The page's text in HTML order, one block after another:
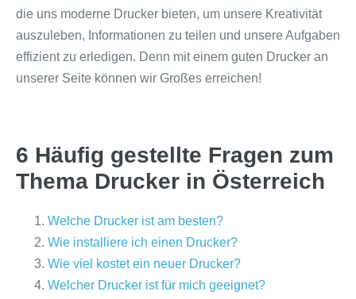
die uns moderne Drucker bieten, um unsere Kreativität
auszuleben, Informationen zu teilen und unsere Aufgaben
effizient zu erledigen. Denn mit einem guten Drucker an
unserer Seite können wir Großes erreichen!
6 Häufig gestellte Fragen zum
Thema Drucker in Österreich
Welche Drucker ist am besten?
Wie installiere ich einen Drucker?
Wie viel kostet ein neuer Drucker?
Welcher Drucker ist für mich geeignet?